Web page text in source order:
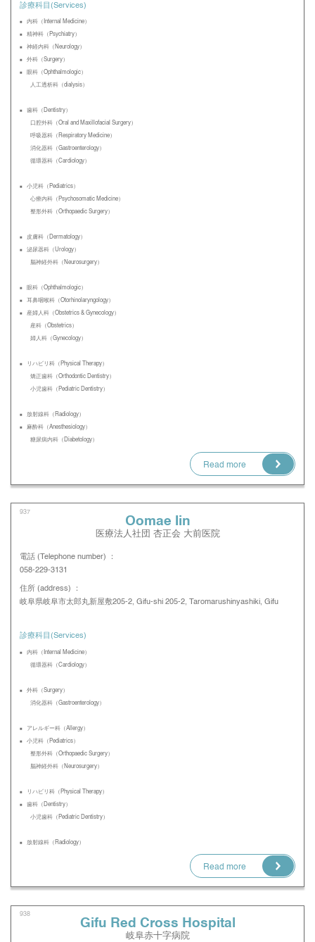
診療科目(Services)
内科（Internal Medicine）
精神科（Psychiatry）
神経内科（Neurology）
外科（Surgery）
眼科（Ophthalmologic）
人工透析科（dialysis）
歯科（Dentistry）
口腔外科（Oral and Maxillofacial Surgery）
呼吸器科（Respiratory Medicine）
消化器科（Gastroenterology）
循環器科（Cardiology）
小児科（Pediatrics）
心療内科（Psychosomatic Medicine）
整形外科（Orthopaedic Surgery）
皮膚科（Dermatology）
泌尿器科（Urology）
脳神経外科（Neurosurgery）
眼科（Ophthalmologic）
耳鼻咽喉科（Otorhinolaryngology）
産婦人科（Obstetrics & Gynecology）
産科（Obstetrics）
婦人科（Gynecology）
リハビリ科（Physical Therapy）
矯正歯科（Orthodontic Dentistry）
小児歯科（Pediatric Dentistry）
放射線科（Radiology）
麻酔科（Anesthesiology）
糖尿病内科（Diabetology）
Read more
937
Oomae Iin
医療法人社団 杏正会 大前医院
電話 (Telephone number) ：
058-229-3131
住所 (address) ：
岐阜県岐阜市太郎丸新屋敷205-2, Gifu-shi 205-2, Taromarushinyashiki, Gifu
診療科目(Services)
内科（Internal Medicine）
循環器科（Cardiology）
外科（Surgery）
消化器科（Gastroenterology）
アレルギー科（Allergy）
小児科（Pediatrics）
整形外科（Orthopaedic Surgery）
脳神経外科（Neurosurgery）
リハビリ科（Physical Therapy）
歯科（Dentistry）
小児歯科（Pediatric Dentistry）
放射線科（Radiology）
Read more
938
Gifu Red Cross Hospital
岐阜赤十字病院